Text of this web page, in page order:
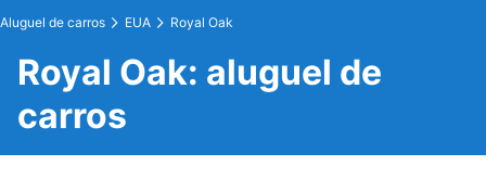
Aluguel de carros EUA Royal Oak
Royal Oak: aluguel de
carros